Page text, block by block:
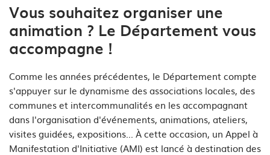
Vous souhaitez organiser une
animation ? Le Département vous
accompagne !
Comme les années précédentes, le Département compte
s'appuyer sur le dynamisme des associations locales, des
communes et intercommunalités en les accompagnant
dans l'organisation d'événements, animations, ateliers,
visites guidées, expositions... À cette occasion, un Appel à
Manifestation d'Initiative (AMI) est lancé à destination des